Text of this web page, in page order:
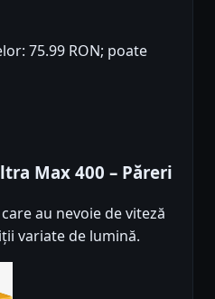
75.99 RON; poate
Max 400 – Păreri
au nevoie de viteză
variate de lumină.